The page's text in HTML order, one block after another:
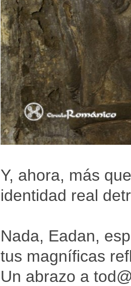
Y, ahora, más
identidad real
Nada, Eadan,
tus magníficas
Un abrazo a